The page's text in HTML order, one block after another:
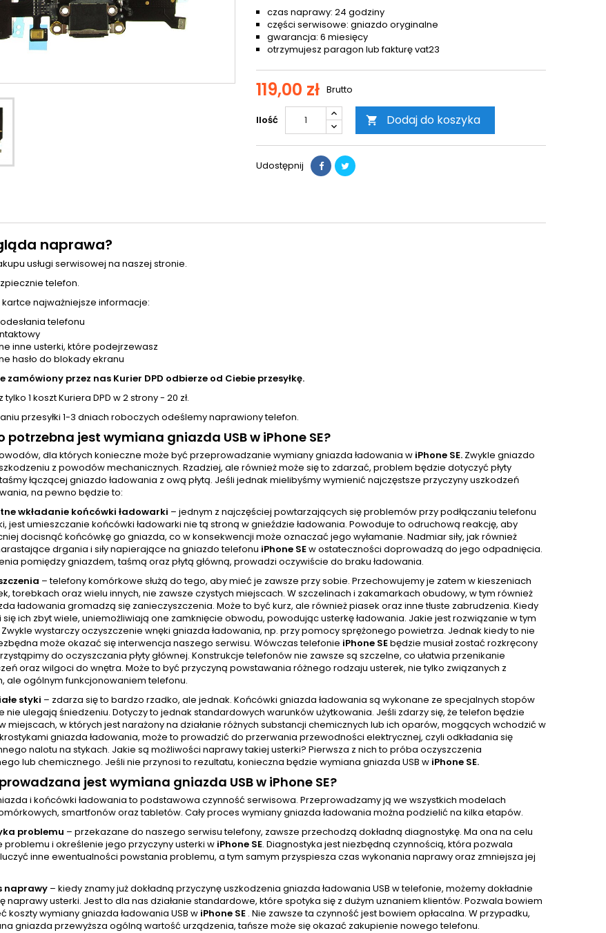
czas naprawy: 24 godziny
części serwisowe: gniazdo oryginalne
gwarancja: 6 miesięcy
otrzymujesz paragon lub fakturę vat23
119,00 zł Brutto
Ilość  Dodaj do koszyka
Udostępnij
naprawa?
usługi serwisowej na naszej stronie.
telefon.
kartce najważniejsze informacje:
telefonu
inne usterki, które podejrzewasz
hasło do blokady ekranu
zamówiony przez nas Kurier DPD odbierze od Ciebie przesyłkę.
tylko 1 koszt Kuriera DPD w 2 strony - 20 zł.
przesyłki 1-3 dniach roboczych odeślemy naprawiony telefon.
potrzebna jest wymiana gniazda USB w iPhone SE?
dla których konieczne może być przeprowadzanie wymiany gniazda ładowania w iPhone SE. Zwykle gniazdo
z powodów mechanicznych. Rzadziej, ale również może się to zdarzać, problem będzie dotyczyć płyty
łączącej gniazdo ładowania z ową płytą. Jeśli jednak mielibyśmy wymienić najczęstsze przyczyny uszkodzeń
na pewno będzie to:
wkładanie końcówki ładowarki – jednym z najczęściej powtarzających się problemów przy podłączaniu telefonu
jest umieszczanie końcówki ładowarki nie tą stroną w gnieździe ładowania. Powoduje to odruchową reakcję, aby
docisnąć końcówkę go gniazda, co w konsekwencji może oznaczać jego wyłamanie. Nadmiar siły, jak również
drgania i siły napierające na gniazdo telefonu iPhone SEw ostateczności doprowadzą do jego odpadnięcia.
pomiędzy gniazdem, taśmą oraz płytą główną, prowadzi oczywiście do braku ładowania.
– telefony komórkowe służą do tego, aby mieć je zawsze przy sobie. Przechowujemy je zatem w kieszeniach
torebkach oraz wielu innych, nie zawsze czystych miejscach. W szczelinach i zakamarkach obudowy, w tym również
ładowania gromadzą się zanieczyszczenia. Może to być kurz, ale również piasek oraz inne tłuste zabrudzenia. Kiedy
ich zbyt wiele, uniemożliwiają one zamknięcie obwodu, powodując usterkę ładowania. Jakie jest rozwiązanie w tym
wystarczy oczyszczenie wnęki gniazda ładowania, np. przy pomocy sprężonego powietrza. Jednak kiedy to nie
może okazać się interwencja naszego serwisu. Wówczas telefonie iPhone SEbędzie musiał zostać rozkręcony
do oczyszczania płyty głównej. Konstrukcje telefonów nie zawsze są szczelne, co ułatwia przenikanie
oraz wilgoci do wnętra. Może to być przyczyną powstawania różnego rodzaju usterek, nie tylko związanych z
ale ogólnym funkcjonowaniem telefonu.
styki – zdarza się to bardzo rzadko, ale jednak. Końcówki gniazda ładowania są wykonane ze specjalnych stopów
nie ulegają śniedzeniu. Dotyczy to jednak standardowych warunków użytkowania. Jeśli zdarzy się, że telefon będzie
miejscach, w których jest narażony na działanie różnych substancji chemicznych lub ich oparów, mogących wchodzić w
gniazda ładowania, może to prowadzić do przerwania przewodności elektrycznej, czyli odkładania się
nalotu na stykach. Jakie są możliwości naprawy takiej usterki? Pierwsza z nich to próba oczyszczenia
lub chemicznego. Jeśli nie przynosi to rezultatu, konieczna będzie wymiana gniazda USB w iPhone SE.
jest wymiana gniazda USB w iPhone SE?
i końcówki ładowania to podstawowa czynność serwisowa. Przeprowadzamy ją we wszystkich modelach
smartfonów oraz tabletów. Cały proces wymiany gniazda ładowania można podzielić na kilka etapów.
problemu – przekazane do naszego serwisu telefony, zawsze przechodzą dokładną diagnostykę. Ma ona na celu
problemu i określenie jego przyczyny usterki w iPhone SE. Diagnostyka jest niezbędną czynnością, która pozwala
inne ewentualności powstania problemu, a tym samym przyspiesza czas wykonania naprawy oraz zmniejsza jej
naprawy – kiedy znamy już dokładną przyczynę uszkodzenia gniazda ładowania USB w telefonie, możemy dokładnie
naprawy usterki. Jest to dla nas działanie standardowe, które spotyka się z dużym uznaniem klientów. Pozwala bowiem
koszty wymiany gniazda ładowania USB w iPhone SE . Nie zawsze ta czynność jest bowiem opłacalna. W przypadku,
gniazda przewyższa ogólną wartość urządzenia, tańsze może się okazać zakupienie nowego telefonu.